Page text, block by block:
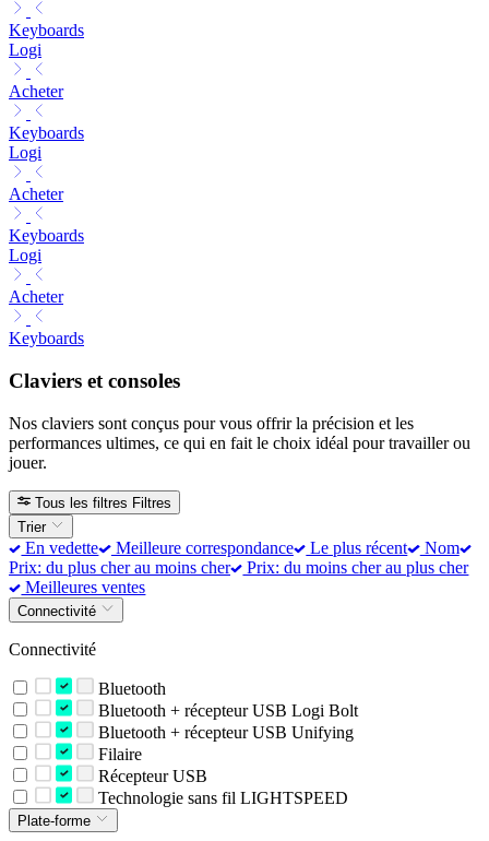
Keyboards
Logi
Acheter
Keyboards
Logi
Acheter
Keyboards
Logi
Acheter
Keyboards
Claviers et consoles
Nos claviers sont conçus pour vous offrir la précision et les
performances ultimes, ce qui en fait le choix idéal pour travailler ou
jouer.
Tous les filtres Filtres
Trier
En vedette Meilleure correspondance Le plus récent
Nom
Prix: du plus cher au moins cher
Prix: du moins cher au plus cher
Meilleures ventes
Connectivité
Connectivité
Bluetooth
Bluetooth + récepteur USB Logi Bolt
Bluetooth + récepteur USB Unifying
Filaire
Récepteur USB
Technologie sans fil LIGHTSPEED
Plate-forme